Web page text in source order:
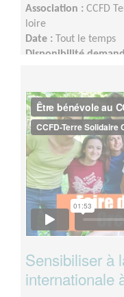
Association : CCFD
loire
Date :
Tout le temps
Disponibilité
réunions d’équipes
Sensibiliser à
internationale